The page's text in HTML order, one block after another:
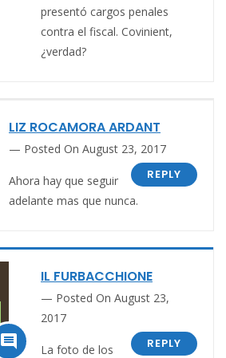
presentó cargos penales
contra el fiscal. Covinient,
¿verdad?
LIZ ROCAMORA ARDANT
Posted On August 23, 2017
REPLY
Ahora hay que seguir
adelante mas que nunca.

IL FURBACCHIONE
Posted On August 23,
2017
REPLY
La foto de los